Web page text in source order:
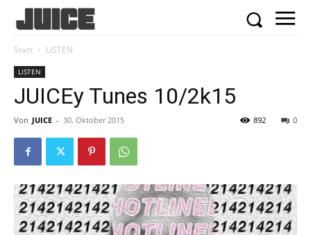
Start LISTEN
LISTEN
JUICEy Tunes 10/2k15
Von JUICE - 30. Oktober 2015 0
892